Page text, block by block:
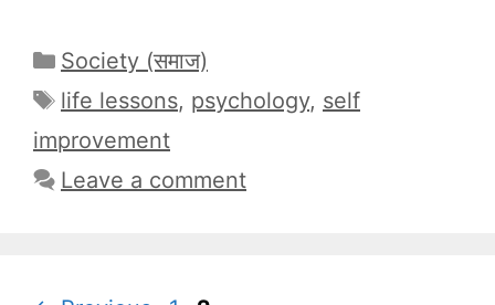
Categories
Society (समाज)
Tags
life lessons, psychology, self
improvement
Leave a comment